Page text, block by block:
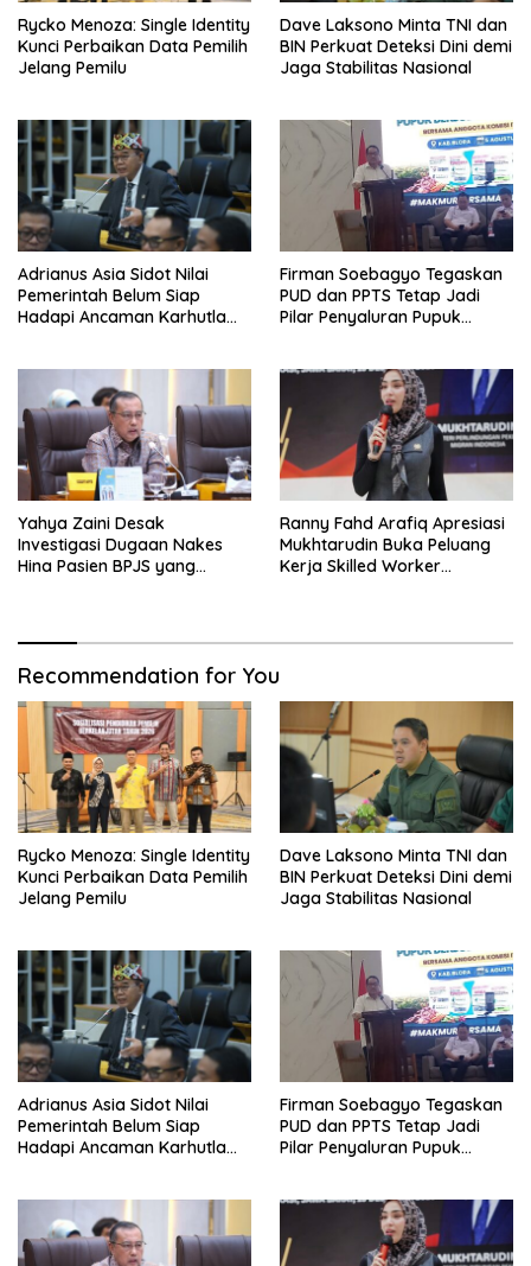
Rycko Menoza: Single Identity
Kunci Perbaikan Data Pemilih
Jelang Pemilu
Dave Laksono Minta TNI dan
BIN Perkuat Deteksi Dini demi
Jaga Stabilitas Nasional
Adrianus Asia Sidot Nilai
Pemerintah Belum Siap
Hadapi Ancaman Karhutla
Firman Soebagyo Tegaskan
PUD dan PPTS Tetap Jadi
Pilar Penyaluran Pupuk
Yahya Zaini Desak
Investigasi Dugaan Nakes
Hina Pasien BPJS yang
Ranny Fahd Arafiq Apresiasi
Mukhtarudin Buka Peluang
Kerja Skilled Worker
Recommendation for You
Rycko Menoza: Single Identity
Kunci Perbaikan Data Pemilih
Jelang Pemilu
Dave Laksono Minta TNI dan
BIN Perkuat Deteksi Dini demi
Jaga Stabilitas Nasional
Adrianus Asia Sidot Nilai
Pemerintah Belum Siap
Hadapi Ancaman Karhutla
Firman Soebagyo Tegaskan
PUD dan PPTS Tetap Jadi
Pilar Penyaluran Pupuk